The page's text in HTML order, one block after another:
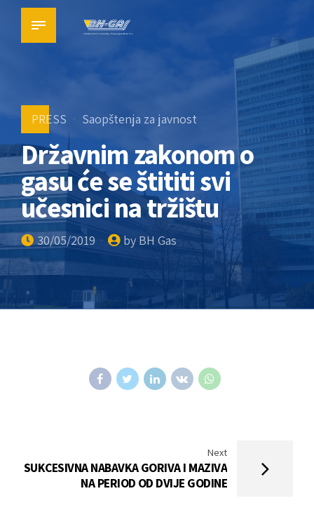
PRESS Saopštenja za javnost
Državnim zakonom o
gasu će se štititi svi
učesnici na tržištu
30/05/2019 by BH Gas
Next
SUKCESIVNA NABAVKA GORIVA I MAZIVA
NA PERIOD OD DVIJE GODINE